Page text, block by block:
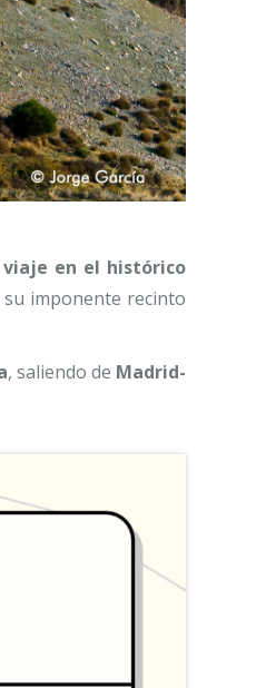
viaje en el histórico
imponente recinto
, saliendo de Madrid-